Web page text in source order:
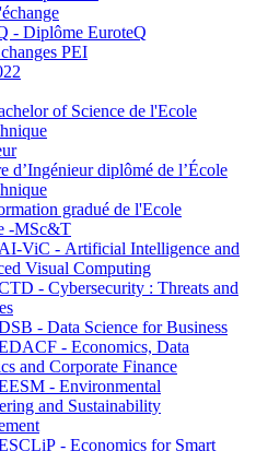
- Diplôme EuroteQ
PEI
of Science de l'Ecole
d’Ingénieur diplômé de l’École
gradué de l'Ecole
-MSc&T
ViC - Artificial Intelligence and
Visual Computing
- Cybersecurity : Threats and
- Data Science for Business
- Economics, Data
and Corporate Finance
- Environmental
and Sustainability
- Economics for Smart